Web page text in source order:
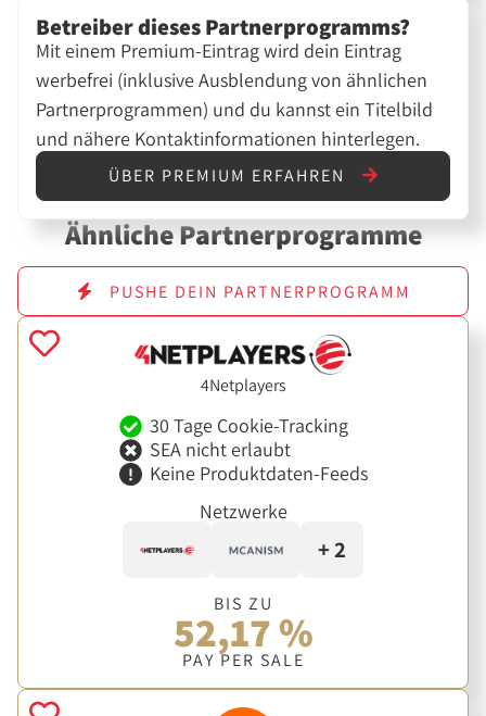
Betreiber dieses Partnerprogramms?
Mit einem Premium-Eintrag wird dein Eintrag
werbefrei (inklusive Ausblendung von ähnlichen
Partnerprogrammen) und du kannst ein Titelbild
und nähere Kontaktinformationen hinterlegen.
ÜBER PREMIUM ERFAHREN
Ähnliche Partnerprogramme
PUSHE DEIN PARTNERPROGRAMM
4Netplayers
30 Tage Cookie-Tracking
SEA nicht erlaubt
Keine Produktdaten-Feeds
Netzwerke
+ 2
BIS ZU
52,17 %
PAY PER SALE